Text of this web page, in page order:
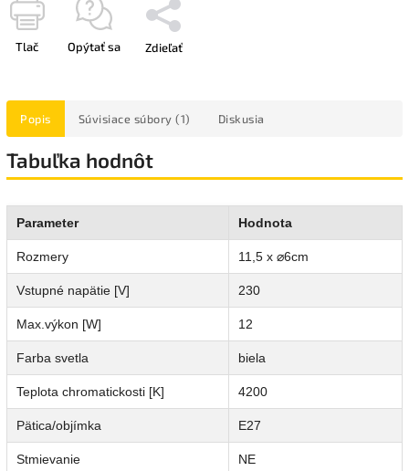
Tlač Opýtať sa Zdieľať
Popis Súvisiace súbory (1) Diskusia
Tabuľka hodnôt
Parameter Hodnota
Rozmery 11,5 x ⌀6cm
Vstupné napätie [V] 230
Max.výkon [W] 12
Farba svetla biela
Teplota chromatickosti [K] 4200
Pätica/objímka E27
Stmievanie NE